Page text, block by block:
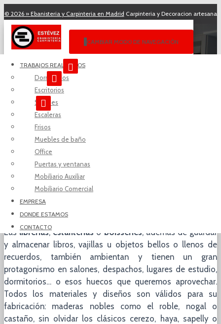
© 2026 » Ebanisteria y Carpinteria en Madrid Carpinteria y Decoracion artesana
Lunes a Viernes de 09:00 - 13:00y de15:00 - 18:00. Precios a
Paseo de Perales, 10
Solicite información por Tel:
Correo Electrónico:
TRABAJOS REALIZADOS
Dormitorios
Escritorios
Salones
Escaleras
Frisos
Muebles de baño
Office
Puertas y ventanas
Mobiliario Auxiliar
Mobiliario Comercial
EMPRESA
DONDE ESTAMOS
CONTACTO
CAMBIAR MODO DE NAVEGACIÓN
Librerías
Las librerías,estanterías o boisseries, además de guardar
y almacenar libros, vajillas u objetos bellos o llenos de
recuerdos, también ambientan y tienen un gran
protagonismo en salones, despachos, lugares de estudio,
dormitorios… o esos huecos que queremos aprovechar.
Todos los materiales y diseños son válidos para su
fabricación: maderas nobles como el roble, nogal o
castaño, sin olvidar los clásicos cerezo, haya, sapelly o